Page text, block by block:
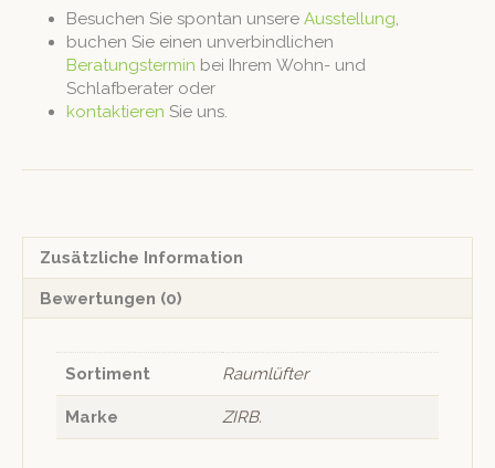
Besuchen Sie spontan unsere Ausstellung,
buchen Sie einen unverbindlichen
Beratungstermin bei Ihrem Wohn- und
Schlafberater oder
kontaktieren Sie uns.
Zusätzliche Information
Bewertungen (0)
Sortiment Raumlüfter
Marke ZIRB.